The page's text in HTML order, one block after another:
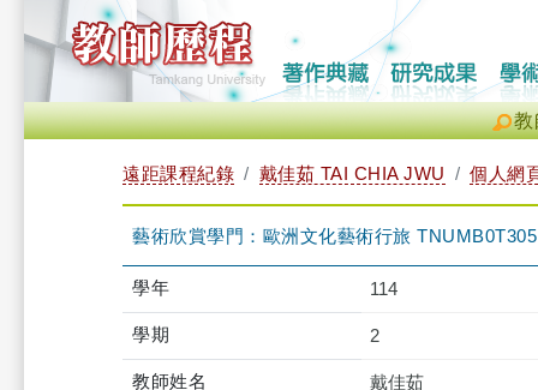
教
遠距課程紀錄 戴佳茹 TAI CHIA JWU 個人網
藝術欣賞學門：歐洲文化藝術行旅
學年 114
學期 2
教師姓名 戴佳茹